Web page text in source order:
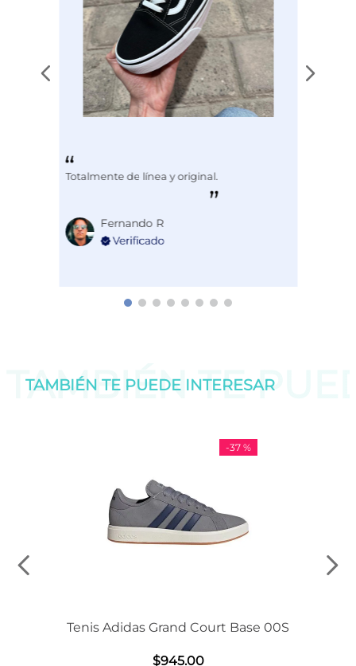
Totalmente de línea y original.
Fernando R
TAMBIÉN TE
TAMBIÉN TE PUEDE INTERESAR
-37 %
Tenis Adidas Grand Court Base 00S
$945.00